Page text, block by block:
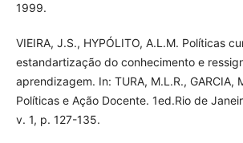
1999.
VIEIRA, J.S., HYPÓLITO, A.L.M. Políticas
estandartização do conhecimento e
aprendizagem. In: TURA, M.L.R., GARCIA,
Políticas e Ação Docente. 1ed.Rio de
v. 1, p. 127-135.